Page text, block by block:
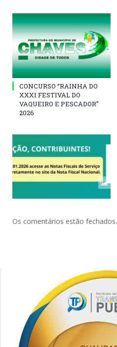
CONCURSO “RAINHA DO
XXXI FESTIVAL DO
VAQUEIRO E PESCADOR”
2026
Os comentários estão fechados.